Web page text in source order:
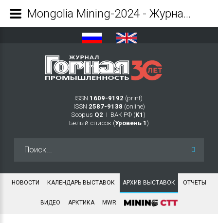
ISSN 1609-9192 (print)
ISSN 2587-9138 (online)
Scopus Q2 Ι ВАК РФ (K1 )
Белый список (Уровень 1 )
НОВОСТИ КАЛЕНДАРЬ ВЫСТАВОК АРХИВ ВЫСТАВОК ОТЧЕТЫ
ВИДЕО АРКТИКА MWR
Mongolia Mining-2024 - Журнал Горная промышленность